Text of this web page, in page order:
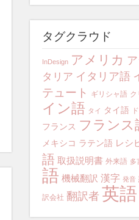
タグクラウド
InDesign アメリカ
タリア イタリア語
テュート
ギリシャ語
イン語 タイ タイ語
フランス フランス
メキシコ ラテン語 レシ
語 取扱説明書 外来語 多
語 機械翻訳 漢字 発音
訳会社 翻訳者 英語